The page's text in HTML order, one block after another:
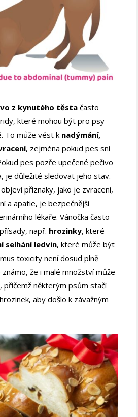
z kynutého těstačasto
které mohou být pro psy
To může vést k nadýmání,
, zejména pokud pes sní
pes pozře upečené pečivo
je důležité sledovat jeho stav.
příznaky, jako je zvracení,
a apatie, je bezpečnější
lékaře. Vánočka často
např. hrozinky, které
selhání ledvin, které může být
toxicity není dosud plně
že i malé množství může
přičemž některým psům stačí
aby došlo k závažným